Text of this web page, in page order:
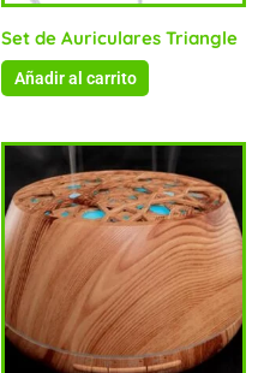
Set de Auriculares Triangle
Añadir al carrito